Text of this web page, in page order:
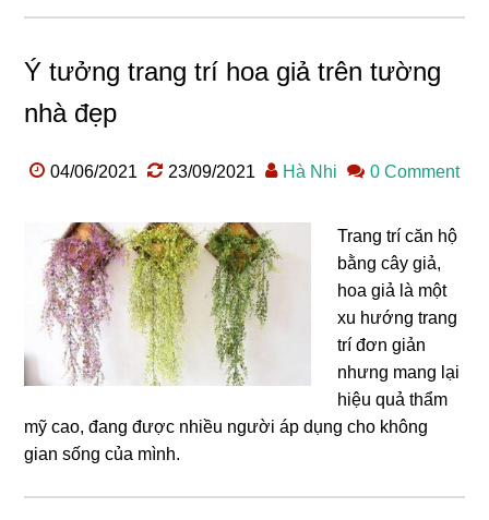
Ý tưởng trang trí hoa giả trên tường
nhà đẹp
04/06/2021 23/09/2021 Hà Nhi 0 Comment
Trang trí căn hộ
bằng cây giả,
hoa giả là một
xu hướng trang
trí đơn giản
nhưng mang lại
hiệu quả thẩm
mỹ cao, đang được nhiều người áp dụng cho không
gian sống của mình.